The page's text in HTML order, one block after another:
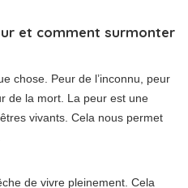
et comment surmonter
chose. Peur de l’inconnu, peur
de la mort. La peur est une
vivants. Cela nous permet
de vivre pleinement. Cela